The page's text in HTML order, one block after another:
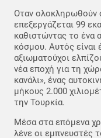
Οταν ολοκληρωθούν
επεξεργάζεται 99
καθιστώντας το ένα
κόσμου. Αυτός είναι
αξιωματούχοι
νέα εποχή για τη
κανάλι», ένας
μήκους 2.000
την Τουρκία.
Μέσα στα επόμενα
λένε οι εμπνευστές